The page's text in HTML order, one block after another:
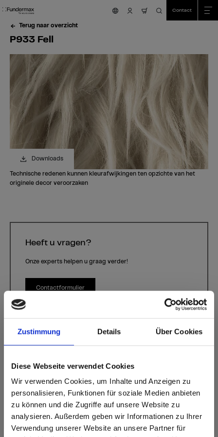
Zustimmung Details Über Cookies
Diese Webseite verwendet Cookies
Wir verwenden Cookies, um Inhalte und Anzeigen zu
personalisieren, Funktionen für soziale Medien anbieten
zu können und die Zugriffe auf unsere Website zu
analysieren. Außerdem geben wir Informationen zu Ihrer
Verwendung unserer Website an unsere Partner für
sr.skip-to.main-content
sr.skip-to.table-of-contents
sr.skip-to.main-navigation
nav.cart.item.count
Contact
Terug naar overzicht
P933 Fell
Downloads
Technische redenen kunnen kleurafwijkingen ten opzichte van het
originele decor veroorzaken
Heeft u vragen?
Onze experts helpen u graag verder!
Contactformulier
Fell
Kleur P933 Fell | Houtsoort: -
optimaliseren en snijden.